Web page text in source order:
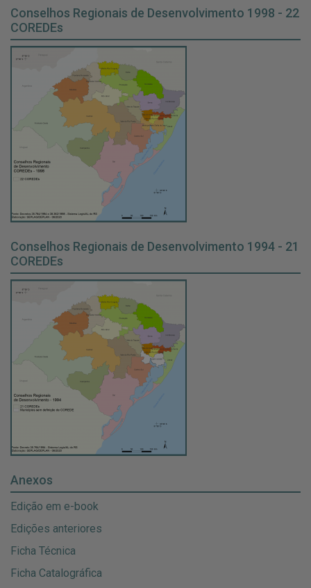
Conselhos Regionais de Desenvolvimento 1998 - 22
COREDEs
Conselhos Regionais de Desenvolvimento 1994 - 21
COREDEs
Anexos
Edição em e-book
Edições anteriores
Ficha Técnica
Ficha Catalográfica